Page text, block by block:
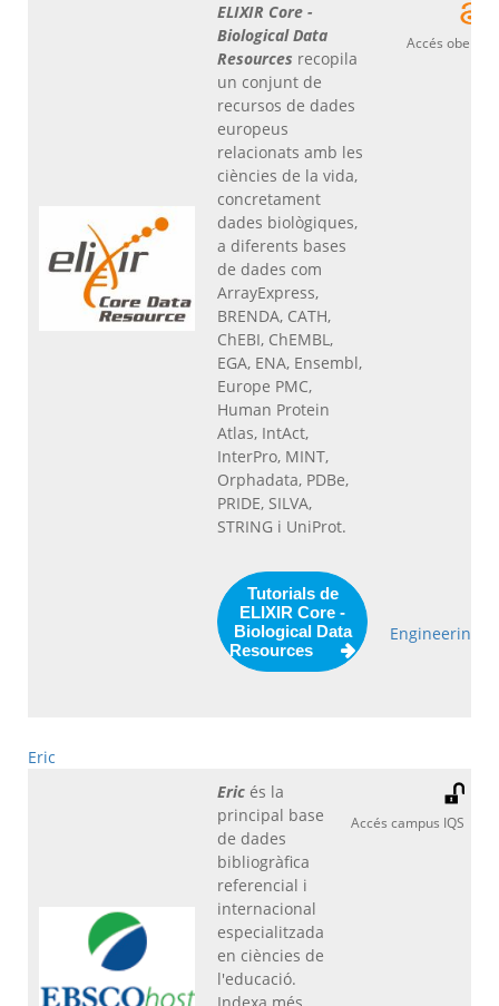
ELIXIR Core -
Biological Data
Resources recopila
un conjunt de
recursos de dades
europeus
relacionats amb les
ciències de la vida,
concretament
dades biològiques,
a diferents bases
de dades com
ArrayExpress,
BRENDA, CATH,
ChEBI, ChEMBL,
EGA, ENA, Ensembl,
Europe PMC,
Human Protein
Atlas, IntAct,
InterPro, MINT,
Orphadata, PDBe,
PRIDE, SILVA,
STRING i UniProt.
Accés obert
Tutorials de
ELIXIR Core -
Biological Data
Resources
Engineering
Eric
Eric és la
principal base
de dades
bibliogràfica
referencial i
internacional
especialitzada
en ciències de
l'educació.
Accés campus IQS